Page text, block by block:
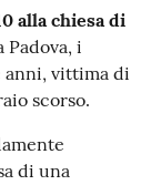
alla chiesa di
Padova, i
anni, vittima di
scorso.
di una